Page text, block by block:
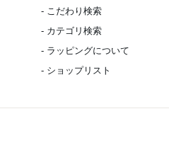
- こだわり検索
- カテゴリ検索
- ラッピングについて
- ショップリスト